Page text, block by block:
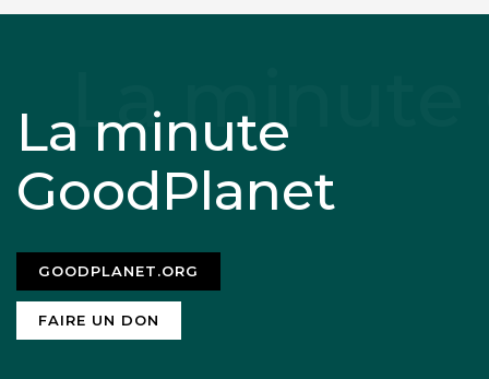
La minute
GoodPlanet
GOODPLANET.ORG
FAIRE UN DON